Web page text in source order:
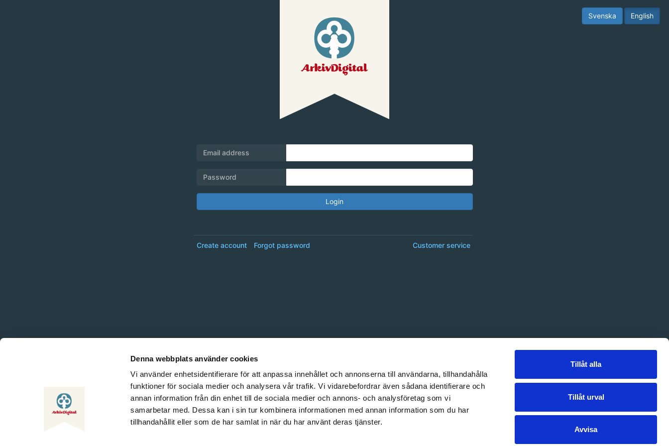
Denna webbplats använder cookies
Vi använder enhetsidentifierare för att anpassa innehållet och annonserna till användarna, tillhandahålla
funktioner för sociala medier och analysera vår trafik. Vi vidarebefordrar även sådana identifierare och
annan information från din enhet till de sociala medier och annons- och analysföretag som vi
samarbetar med. Dessa kan i sin tur kombinera informationen med annan information som du har
tillhandahållit eller som de har samlat in när du har använt deras tjänster.
Tillåt alla
Tillåt urval
Avvisa
English
Svenska
Email address
Password
Login
Customer service
Create account Forgot password